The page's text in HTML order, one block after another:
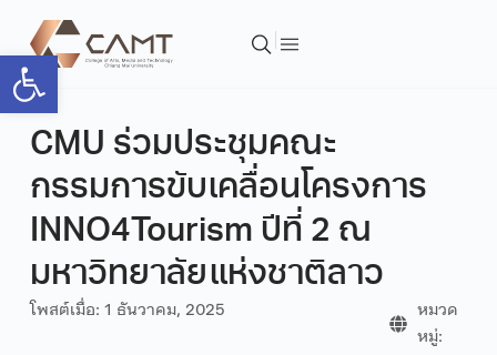
Open toolbar
CMU ร่วมประชุมคณะ
กรรมการขับเคลื่อนโครงการ
INNO4Tourism ปีที่ 2 ณ
มหาวิทยาลัยแห่งชาติลาว
โพสต์เมื่อ: 1 ธันวาคม, 2025
หมวด
หมู่: